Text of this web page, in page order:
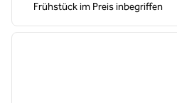
Frühstück im Preis inbegriffen
1 von 12